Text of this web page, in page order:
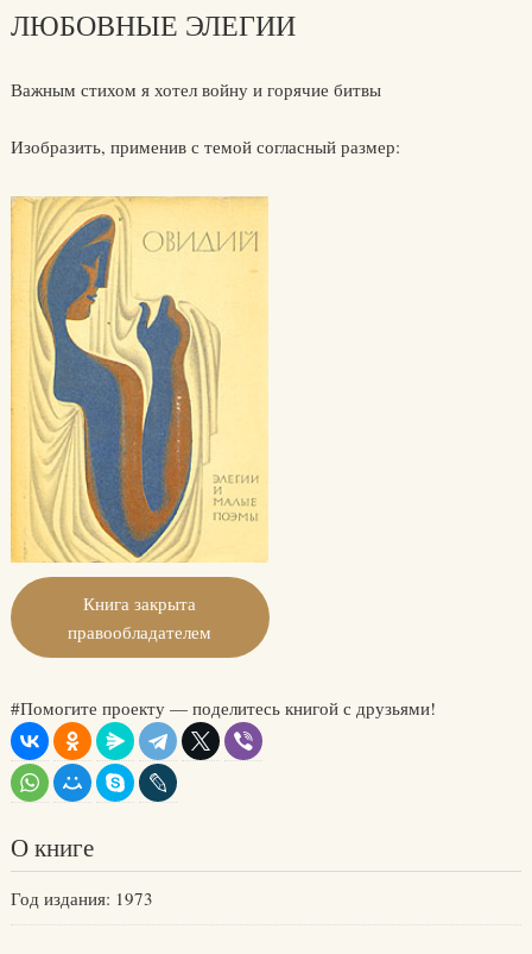
ЛЮБОВНЫЕ ЭЛЕГИИ
Важным стихом я хотел войну и горячие битвы
Изобразить, применив с темой согласный размер:
Книга закрыта
правообладателем
#Помогите проекту — поделитесь книгой с друзьями!
О книге
Год издания: 1973